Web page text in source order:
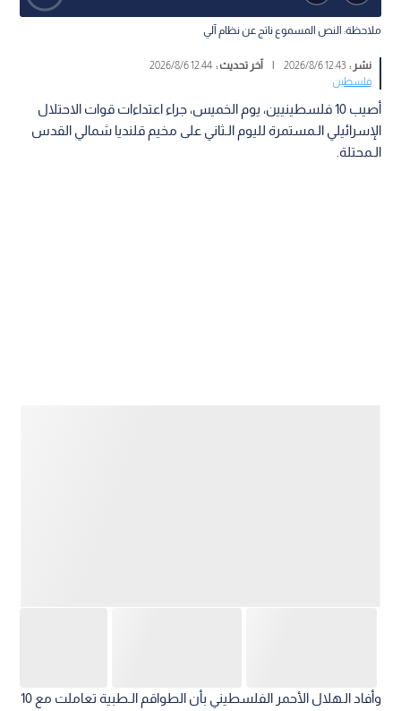
ملاحظة: النص المسموع ناتج عن نظام آلي
نشر :12:43 2026/8/6
| آخر تحديث :12:44 2026/8/6
فلسطين
أصيب 10 فلسطينيين، يوم الخميس، جراء اعتداءات قوات الاحتلال
الإسرائيلي الـمستمرة لليوم الـثاني على مخيم قلنديا شمالي القدس
الـمحتلة.
وأفاد الـهلال الأحمر الفلسطيني بأن الطواقم الـطبية تعاملت مع 10